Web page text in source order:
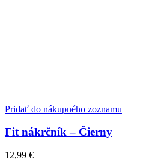
Pridať do nákupného zoznamu
Fit nákrčník – Čierny
12,99 €